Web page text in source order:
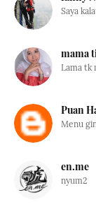
Saya
mama
Lama tk
Puan
Menu
en.me
nyum2